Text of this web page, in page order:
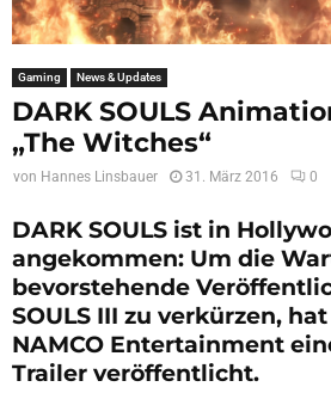
Gaming News & Updates
DARK SOULS
„The Witches“
von Hannes Linsbauer 31. März 2016 0
DARK SOULS ist in
angekommen: Um die
bevorstehende
SOULS III zu verkürzen,
NAMCO Entertainment
Trailer veröffentlicht.